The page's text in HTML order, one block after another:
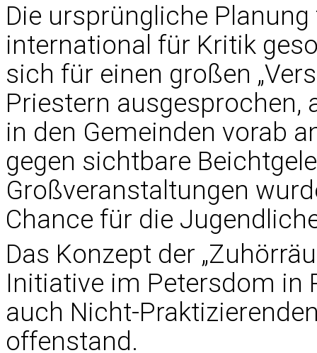
Die ursprüngliche
international für Kritik
sich für einen großen
Priestern ausgesprochen,
in den Gemeinden vorab
gegen sichtbare
Großveranstaltungen
Chance für die
Das Konzept der
Initiative im Petersdom in
auch Nicht-
offenstand.